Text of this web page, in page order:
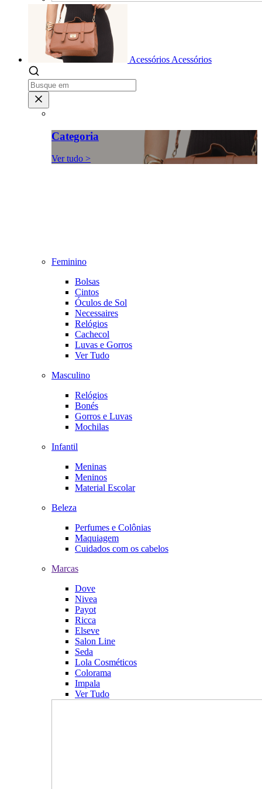
Acessórios Acessórios
Categoria
Ver tudo >
Feminino
Bolsas
Cintos
Óculos de Sol
Necessaires
Relógios
Cachecol
Luvas e Gorros
Ver Tudo
Masculino
Relógios
Bonés
Gorros e Luvas
Mochilas
Infantil
Meninas
Meninos
Material Escolar
Beleza
Perfumes e Colônias
Maquiagem
Cuidados com os cabelos
Marcas
Dove
Nivea
Payot
Ricca
Elseve
Salon Line
Seda
Lola Cosméticos
Colorama
Impala
Ver Tudo